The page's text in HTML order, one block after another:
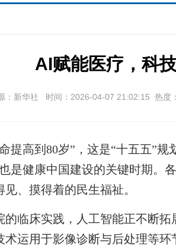
AI赋能医疗，科
：新华社 时间：2026-04-07 21:02:15 热度
高到80岁”，这是“十五五”规
是健康中国建设的关键时期。
、摸得着的民生福祉。
床实践，人工智能正不断拓
术运用于影像诊断与后处理等